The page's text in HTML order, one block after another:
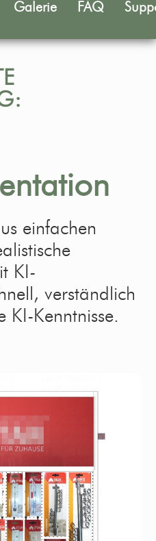
Galerie FAQ
einfachen
KI-
verständlich
KI-Kenntnisse.